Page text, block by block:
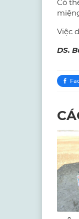
Có
Việc
DS.